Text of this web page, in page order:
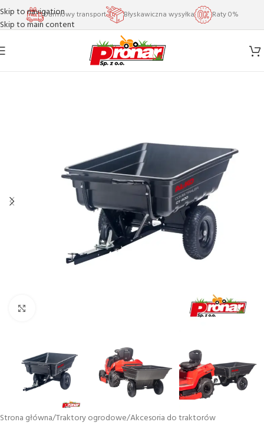
Skip to navigation
Skip to main content
Darmowy transport Błyskawiczna wysyłka Raty 0%
Strona główna/Traktory ogrodowe/Akcesoria do traktorów